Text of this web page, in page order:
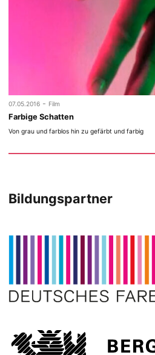
07.05.2016 - Film
Farbige Schatten
Von grau und farblos hin zu gefärbt und farbig
Bildungspartner